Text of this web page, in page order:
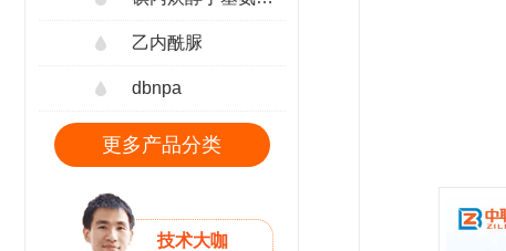
乙内酰脲
dbnpa
更多产品分类
技术大咖